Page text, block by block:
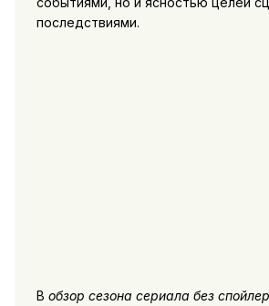
последствиями.
В обзор сезона сериала без